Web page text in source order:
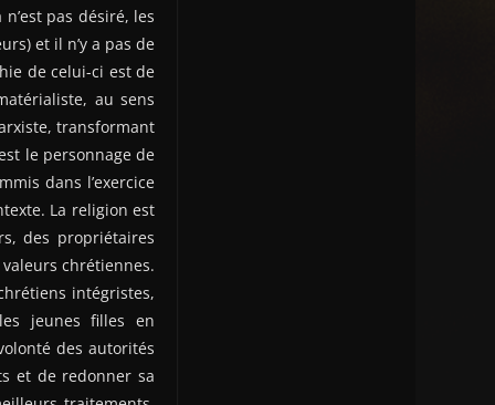
pas désiré, les
et il n’y a pas de
de celui-ci est de
au sens
transformant
le personnage de
dans l’exercice
La religion est
des propriétaires
chrétiennes.
intégristes,
jeunes filles en
des autorités
et de redonner sa